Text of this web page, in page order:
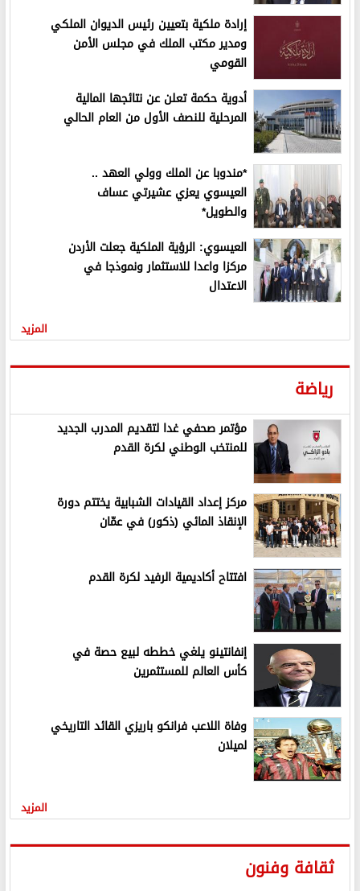
إرادة ملكية بتعيين رئيس الديوان الملكي
ومدير مكتب الملك في مجلس الأمن
القومي
أدوية حكمة تعلن عن نتائجها المالية
المرحلية للنصف الأول من العام الحالي
*مندوبا عن الملك وولي العهد ..
العيسوي يعزي عشيرتي عساف
والطويل*
العيسوي: الرؤية الملكية جعلت الأردن
مركزا واعدا للاستثمار ونموذجا في
الاعتدال
المزيد
رياضة
مؤتمر صحفي غدا لتقديم المدرب الجديد
للمنتخب الوطني لكرة القدم
مركز إعداد القيادات الشبابية يختتم دورة
الإنقاذ المائي (ذكور) في عمّان
افتتاح أكاديمية الرفيد لكرة القدم
إنفانتينو يلغي خططه لبيع حصة في
كأس العالم للمستثمرين
وفاة اللاعب فرانكو باريزي القائد التاريخي
لميلان
المزيد
ثقافة وفنون